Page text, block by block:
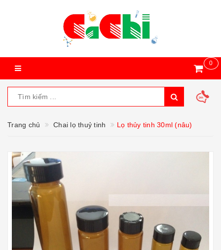
0
Trang chủ Chai lọ thuỷ tinh Lọ thủy tinh 30ml (nâu)